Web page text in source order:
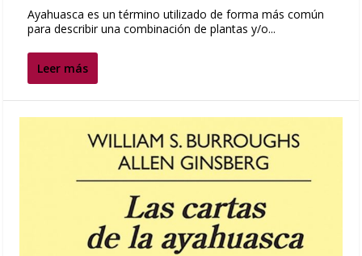
Ayahuasca es un término utilizado de forma más común
para describir una combinación de plantas y/o...
Leer más